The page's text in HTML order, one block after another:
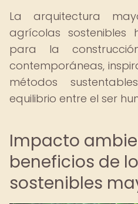
La arquitectura
agrícolas sostenibles
para la
contemporáneas,
métodos
equilibrio entre el ser
Impacto
beneficios de
sostenibles